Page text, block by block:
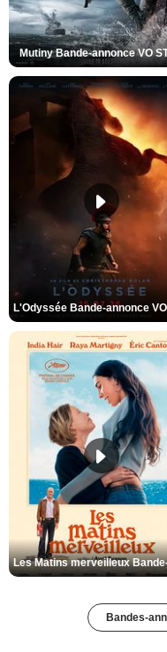
Mutiny Bande-annonce VO
Bandes-